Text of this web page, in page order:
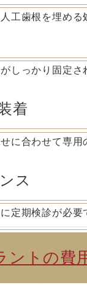
工歯根を埋める
しっかり固定さ
着
に合わせて専用
ス
定期検診が必要
ントの費